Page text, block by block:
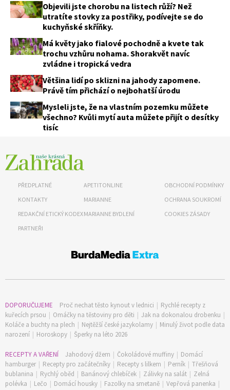
Objevili jste chorobu na listech růží? Než
utratíte stovky za postřiky, podívejte se do
kuchyňské skříňky.
Má květy jako fialové pochodně a kvete tak
trochu vzhůru nohama. Shorakvět navíc
zvládne i tropická vedra
Většina lidí po sklizni na jahody zapomene.
Právě tím přichází o nejbohatší úrodu
Mysleli jste, že na vlastním pozemku můžete
všechno? Kvůli mytí auta můžete přijít o desítky
tisíc
PŘEDPLATNÉ
KONTAKTY
REDAKČNÍ ETICKÝ KODEX
PARTNEŘI
APETITONLINE
MARIANNE
MARIANNE BYDLENÍ
OBCHODNÍ PODMÍNKY
OCHRANA SOUKROMÍ
COOKIES ZÁSADY
DOPORUČUJEME Proč nechat těsto kynout v lednici | Rychlé recepty z
kuřecích prsou | Omáčky na těstoviny pro děti | Jak na dokonalou drobenku |
Koláče a buchty na plech | Nejtěžší české jazykolamy | Minulý život podle data
narození | Horoskopy | Šperky na léto 2026
RECEPTY A VAŘENÍ Jahodový džem | Čokoládové muffiny | Domácí
hamburger | Recepty pro začátečníky | Recepty s lilkem | Perník | Třešňová
bublanina | Rychlý oběd | Banánový chlebíček | Zálivky na salát | Zelná
polévka | Lečo | Domácí housky | Fazolky na smetaně | Vepřová panenka |